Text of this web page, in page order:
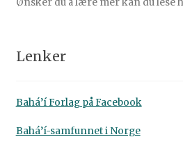
Ønsker du å lære mer kan du lese
Lenker
Bahá’í Forlag på Facebook
Bahá’í-samfunnet i Norge